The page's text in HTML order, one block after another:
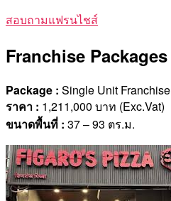
สอบถามแฟรนไชส์
Franchise Packages
Package : Single Unit Franchise
ราคา : 1,211,000 บาท (Exc.Vat)
ขนาดพื้นที่ : 37 – 93 ตร.ม.